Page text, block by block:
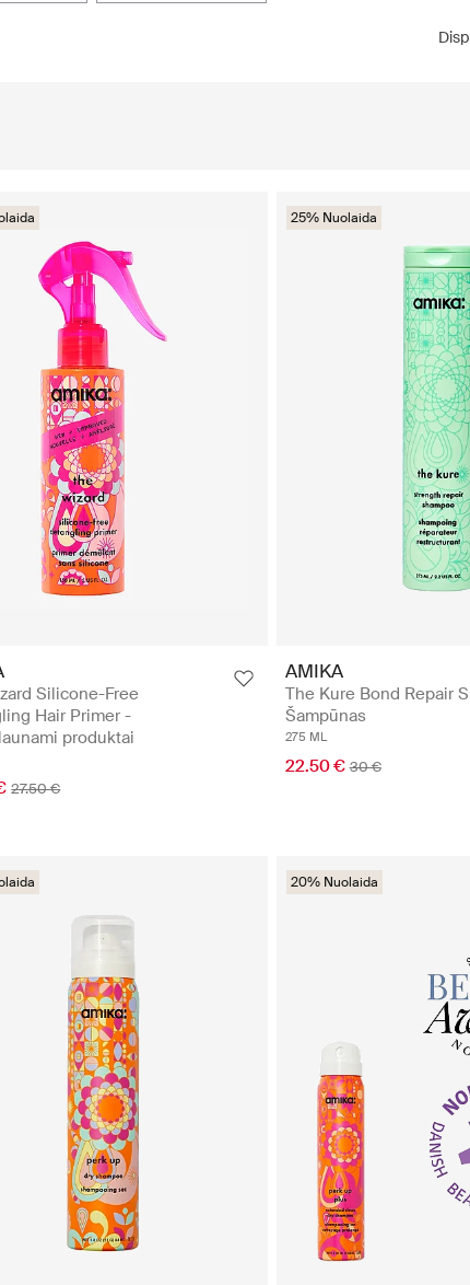
Silicone-Free
Hair Primer -
produktai
27.50 €
25% Nuolaida
AMIKA
The Kure Bond Repair
Šampūnas
275 ML
22.50 € 30 €
20% Nuolaida